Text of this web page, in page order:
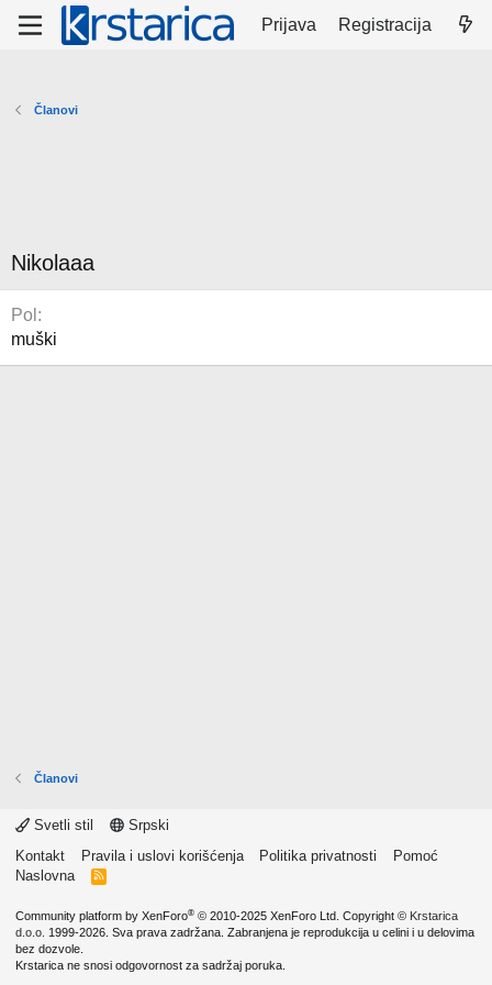
Prijava Registracija
Članovi
Nikolaaa
Pol
muški
Članovi
Svetli stil
Srpski
Kontakt
Pravila i uslovi korišćenja Politika privatnosti
Pomoć
Naslovna
R
Community platform by XenForo® © 2010-2025 XenForo Ltd. Copyright © Krstarica
d.o.o. 1999-2026. Sva prava zadržana. Zabranjena je reprodukcija u celini i u delovima
bez dozvole.
Krstarica ne snosi odgovornost za sadržaj poruka.